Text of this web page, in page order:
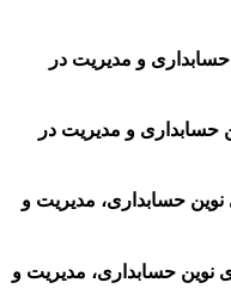
و مدیریت در
حسابداری و مدیریت در
حسابداری، مدیریت و
نوین حسابداری، مدیریت و